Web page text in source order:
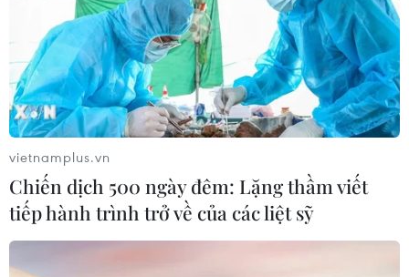
#Hòa Bình #Thủy điện Hòa Bình
#Lòng sông Đà
#Cạn trơ đáy
vietnamplus.vn
Chiến dịch 500 ngày đêm: Lặng thầm viết
tiếp hành trình trở về của các liệt sỹ